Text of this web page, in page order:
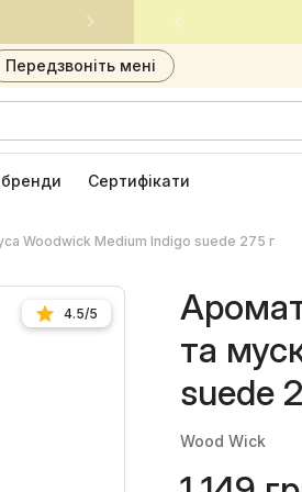
Встигни придбати улюблені
Передзвоніть мені
бренди Сертифікати
Woodwick Medium Indigo suede 275 г
4.5/5
та
suede
Wood Wick